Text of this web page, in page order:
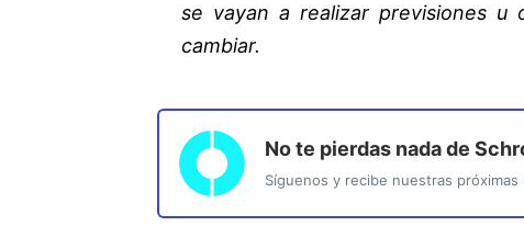
se vayan a realizar previsiones u
cambiar.
No te pierdas nada de
Síguenos y recibe nuestras